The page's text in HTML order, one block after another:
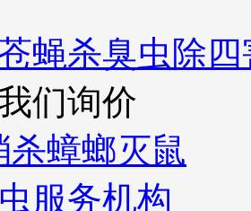
蝇杀臭虫除
们询价